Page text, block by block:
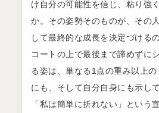
け自分の可能性を信じ、粘り強
か。その姿勢そのものが、その
して最終的な成長を決定づけるの
コートの上で最後まで諦めずに
る姿は、単なる1点の重み以上
にも、そして自分自身にも示し
「私は簡単に折れない」という